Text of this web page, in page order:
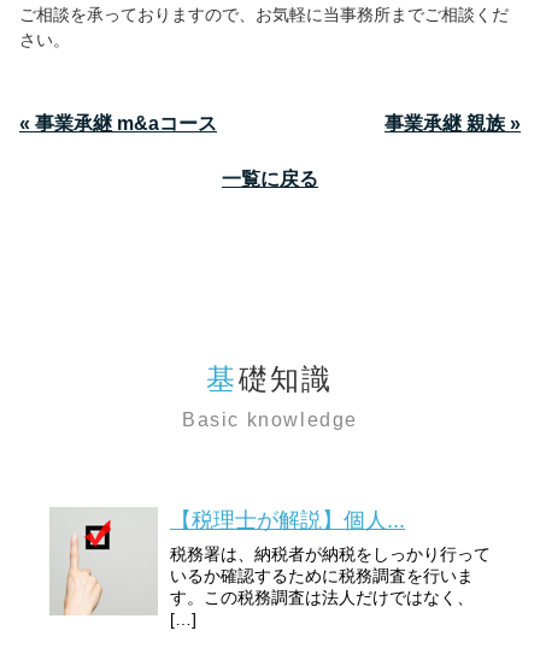
ご相談を承っておりますので、お気軽に当事務所までご相談くだ
さい。
« 事業承継 m&aコース 事業承継 親族 »
一覧に戻る
基礎知識
Basic knowledge
【税理士が解説】個人...
税務署は、納税者が納税をしっかり行って
いるか確認するために税務調査を行いま
す。この税務調査は法人だけではなく、
[…]